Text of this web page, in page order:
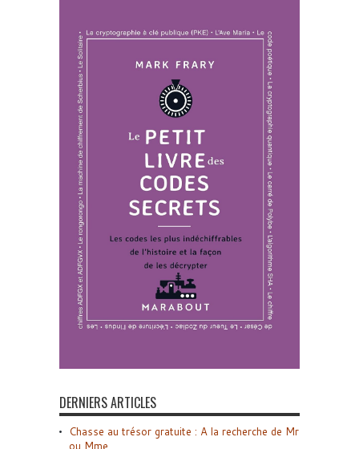
DERNIERS ARTICLES
Chasse au trésor gratuite : A la recherche de Mr
ou Mme